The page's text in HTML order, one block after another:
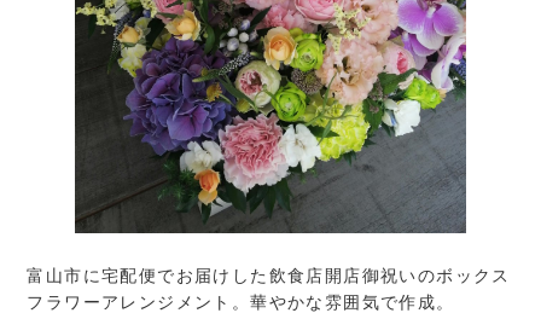
富山市に宅配便でお届けした飲食店開店御祝いのボックス
フラワーアレンジメント。華やかな雰囲気で作成。